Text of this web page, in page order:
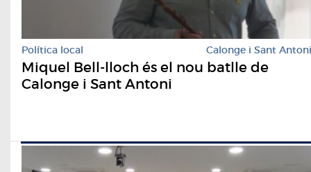
Política local Calonge i Sant Antoni
Miquel Bell-lloch és el nou batlle de
Calonge i Sant Antoni